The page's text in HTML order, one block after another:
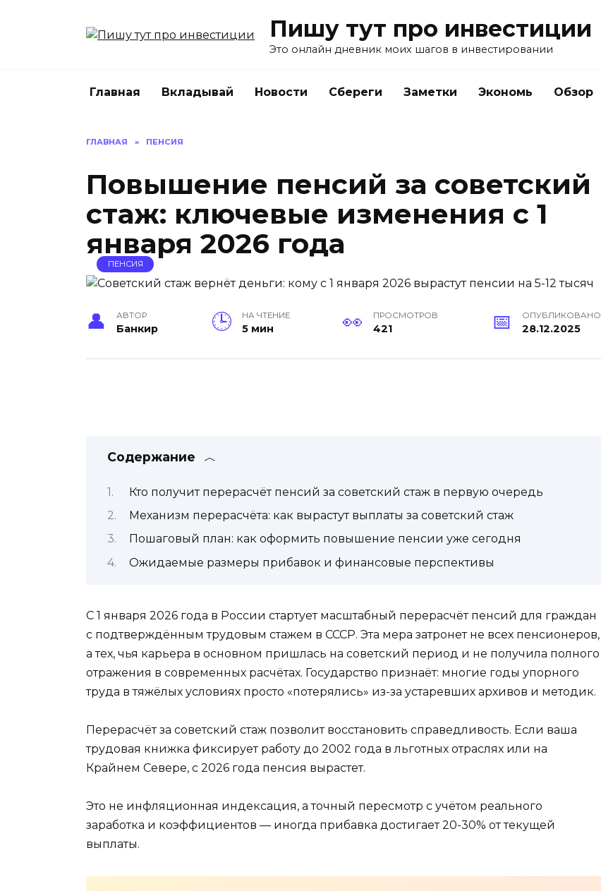
Пишу тут про инвестиции
Это онлайн дневник моих шагов в инвестировании
Главная Вкладывай Новости Сбереги Заметки Экономь Обзор
ГЛАВНАЯ » ПЕНСИЯ
Повышение пенсий за советский
стаж: ключевые изменения с 1
января 2026 года
ПЕНСИЯ
АВТОР
Банкир
НА ЧТЕНИЕ
5 мин
ПРОСМОТРОВ
421
ОПУБЛИКОВАНО
28.12.2025
Содержание
Кто получит перерасчёт пенсий за советский стаж в первую очередь
Механизм перерасчёта: как вырастут выплаты за советский стаж
Пошаговый план: как оформить повышение пенсии уже сегодня
Ожидаемые размеры прибавок и финансовые перспективы
С 1 января 2026 года в России стартует масштабный перерасчёт пенсий для граждан
с подтверждённым трудовым стажем в СССР. Эта мера затронет не всех пенсионеров,
а тех, чья карьера в основном пришлась на советский период и не получила полного
отражения в современных расчётах. Государство признаёт: многие годы упорного
труда в тяжёлых условиях просто «потерялись» из-за устаревших архивов и методик.
Перерасчёт за советский стаж позволит восстановить справедливость. Если ваша
трудовая книжка фиксирует работу до 2002 года в льготных отраслях или на
Крайнем Севере, с 2026 года пенсия вырастет.
Это не инфляционная индексация, а точный пересмотр с учётом реального
заработка и коэффициентов — иногда прибавка достигает 20-30% от текущей
выплаты.